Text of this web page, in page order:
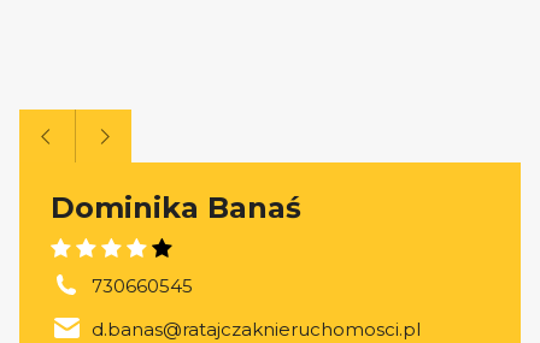
Dominika Banaś
730660545
d.banas@ratajczaknieruchomosci.pl